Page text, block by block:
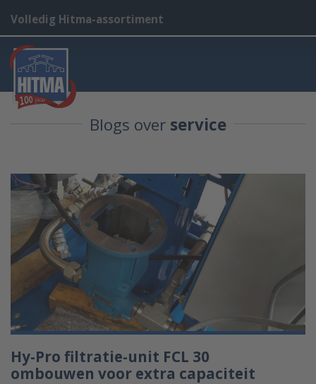
Volledig Hitma-assortiment
Blogs over service
Hy-Pro filtratie-unit FCL 30
ombouwen voor extra capaciteit